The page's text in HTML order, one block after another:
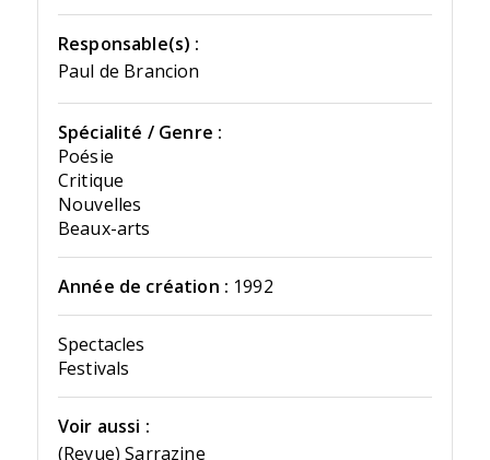
Responsable(s) :
Paul de Brancion
Spécialité / Genre :
Poésie
Critique
Nouvelles
Beaux-arts
Année de création : 1992
Spectacles
Festivals
Voir aussi :
(Revue) Sarrazine